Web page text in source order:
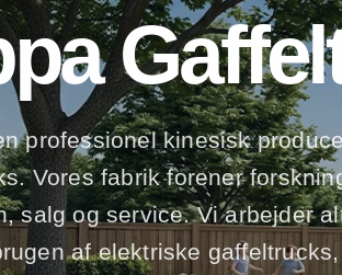
professionel kinesisk
Vores fabrik forener
salg og service. Vi arbejder
af elektriske